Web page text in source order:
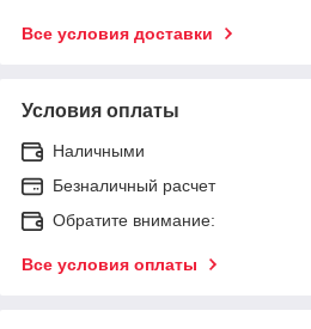
Все условия доставки
Условия оплаты
Наличными
Безналичный расчет
Обратите внимание:
Все условия оплаты